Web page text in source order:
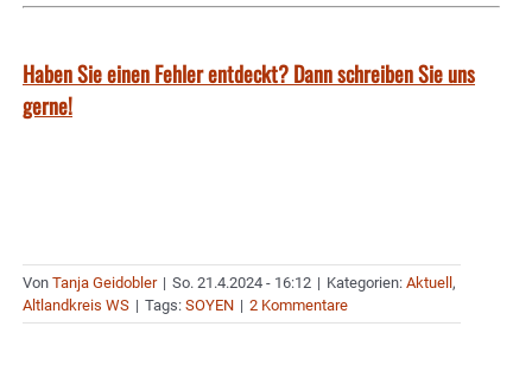
Haben Sie einen Fehler entdeckt? Dann schreiben Sie uns
gerne!
Von Tanja Geidobler | So. 21.4.2024 - 16:12 | Kategorien: Aktuell ,
Altlandkreis WS | Tags: SOYEN | 2 Kommentare